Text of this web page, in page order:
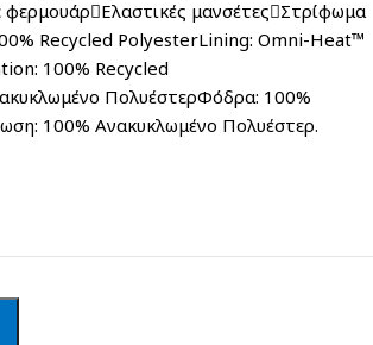
μανσέτεςΣτρίφωμα
Recycled PolyesterLining: Omni-Heat™
100% Recycled
ΠολυέστερΦόδρα: 100%
100% Ανακυκλωμένο Πολυέστερ.